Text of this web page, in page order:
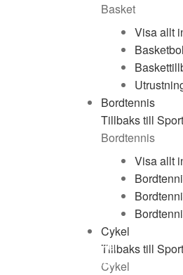
Basket
Visa allt
Bordtennis
Tillbaks till Sport
Bordtennis
Visa allt
Cykel
Tillbaks till Sport
Cykel
Team Sportia är en av Sveriges
fokuserar på utomhusträning
fritid och träning. Den första
1989 och idag drivs 39 butiker av
Våra specialistbutiker
Sekretess & Cookies